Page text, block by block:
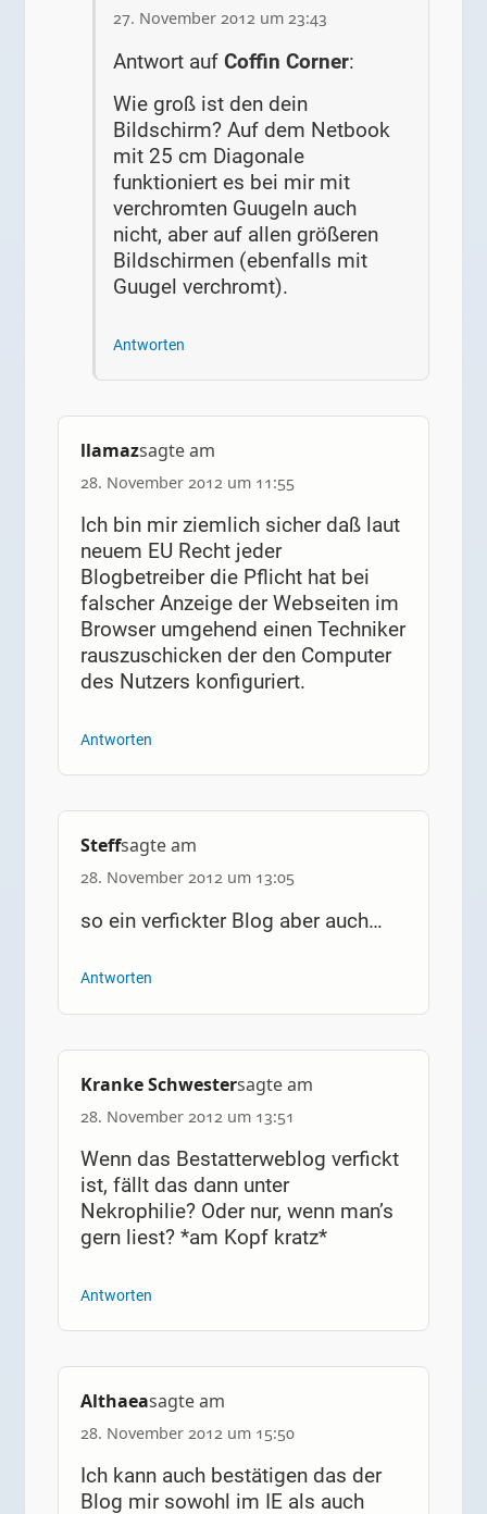
27. November 2012 um 23:43
Antwort aufCoffin Corner:
Wie groß ist den dein
Bildschirm? Auf dem Netbook
mit 25 cm Diagonale
funktioniert es bei mir mit
verchromten Guugeln auch
nicht, aber auf allen größeren
Bildschirmen (ebenfalls mit
Guugel verchromt).
Antworten
llamazsagte am
28. November 2012 um 11:55
Ich bin mir ziemlich sicher daß laut
neuem EU Recht jeder
Blogbetreiber die Pflicht hat bei
falscher Anzeige der Webseiten im
Browser umgehend einen Techniker
rauszuschicken der den Computer
des Nutzers konfiguriert.
Antworten
Steffsagte am
28. November 2012 um 13:05
so ein verfickter Blog aber auch…
Antworten
Kranke Schwestersagte am
28. November 2012 um 13:51
Wenn das Bestatterweblog verfickt
ist, fällt das dann unter
Nekrophilie? Oder nur, wenn man’s
gern liest? *am Kopf kratz*
Antworten
Althaeasagte am
28. November 2012 um 15:50
Ich kann auch bestätigen das der
Blog mir sowohl im IE als auch